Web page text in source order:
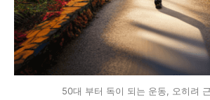
50대 부터 독이 되는 운동, 오히려